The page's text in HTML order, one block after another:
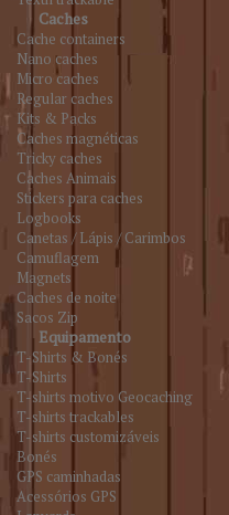
Caches
Cache containers
Nano caches
Micro caches
Regular caches
Kits & Packs
Caches magnéticas
Tricky caches
Caches Animais
Stickers para caches
Logbooks
Canetas / Lápis / Carimbos
Camuflagem
Magnets
Caches de noite
Sacos Zip
Equipamento
T-Shirts & Bonés
T-Shirts
T-shirts motivo Geocaching
T-shirts trackables
T-shirts customizáveis
Bonés
GPS caminhadas
Acessórios GPS